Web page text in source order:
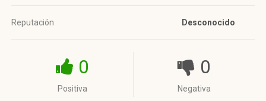
Reputación Desconocido
0
Positiva
0
Negativa